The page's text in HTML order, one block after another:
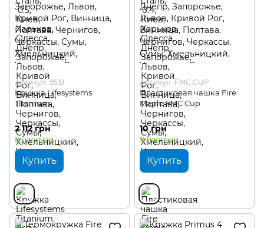
Артикул: 9519
Кружка Lifesystems
Titanium
2 112 грн
В наличии
Купить
Артикул: FMC CUP
Пластиковая чашка Fire
Maple FMC Cup
10 грн
В наличии
Купить